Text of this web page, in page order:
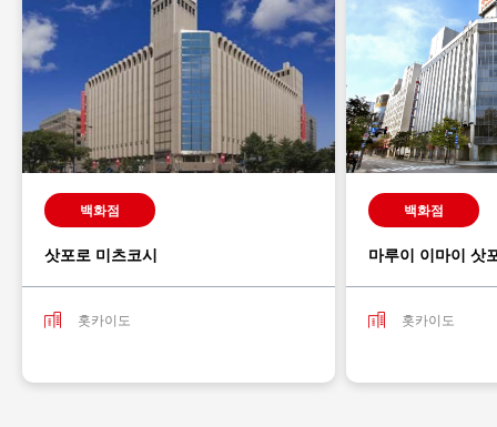
백화점
삿포로 미츠코시
홋카이도
백화점
마루이 이마이 삿
홋카이도